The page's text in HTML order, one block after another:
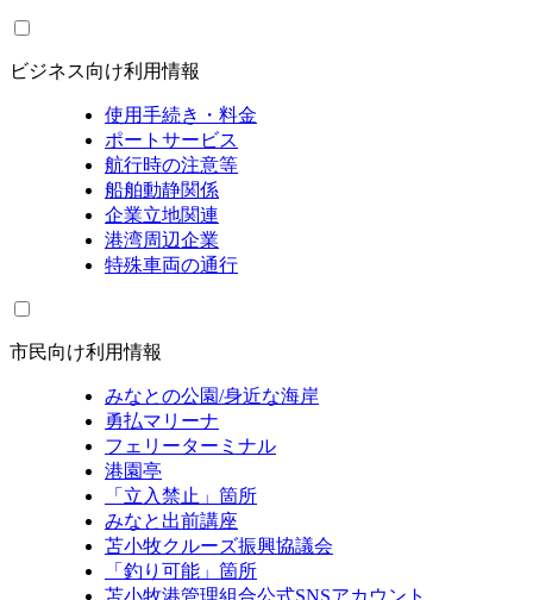
ビジネス向け利用情報
使用手続き・料金
ポートサービス
航行時の注意等
船舶動静関係
企業立地関連
港湾周辺企業
特殊車両の通行
市民向け利用情報
みなとの公園/身近な海岸
勇払マリーナ
フェリーターミナル
港園亭
「立入禁止」箇所
みなと出前講座
苫小牧クルーズ振興協議会
「釣り可能」箇所
苫小牧港管理組合公式SNSアカウント